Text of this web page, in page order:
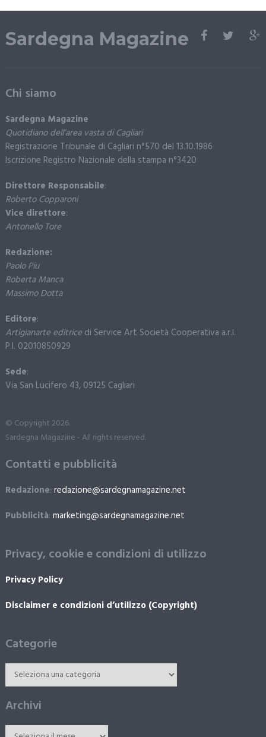
Sardegna Magazine
Chi siamo
Sardegna Magazine
Quotidiano dell’area vasta di Cagliari
Registrazione Tribunale di Cagliari n°570 del 13.10.1986
Iscrizione Registro Nazionale della stampa n°3420
Direttore Responsabile:
Roberto Copparoni
Vice direttore:
Antonello Tore
Redazione:
Paolo Piu
Roberta Manca
Massimo Dotta
Editore:
Artigianarte editricedi Service Art Società Cooperativa a.r.l.
P.I. 02010850929
Sede:
Via San Lucifero 43, 09125 Cagliari
© Copyright 2026.
Sardegna Magazine - All rights reserved.
Contatti e pubblicità
Redazione: redazione@sardegnamagazine.net
Pubblicità: marketing@sardegnamagazine.net
Privacy, cookie e condizioni di utilizzo
Privacy Policy
Disclaimer e condizioni d’utilizzo (Copyright)
Categorie
Archivi